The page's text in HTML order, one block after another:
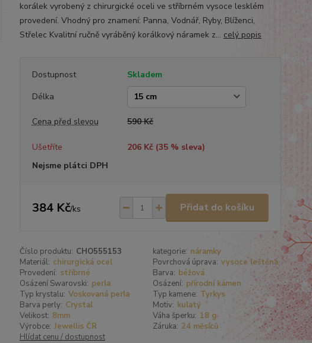
korálek vyrobený z chirurgické oceli ve stříbrném vysoce lesklém
provedení. Vhodný pro znamení: Panna, Vodnář, Ryby, Blíženci,
Střelec Kvalitní ručně vyráběný korálkový náramek z... celý popis
Dostupnost
Skladem
Délka
Cena před slevou 590 Kč
Ušetříte 206 Kč (35% sleva)
Nejsme plátci DPH
384 Kč/ks Přidat do košíku
Číslo produktu: CHO555153 kategorie: náramky
Materiál: chirurgická ocel Povrchová úprava: vysoce leštěná
Provedení: stříbrné Barva: béžová
Osázení Swarovski: perla Osázení: přírodní kámen
Typ krystalu: Voskovaná perla Typ kamene: Tyrkys
Barva perly: Crystal Motiv: kulatý
Velikost: 8mm Váha šperku: 18 g
Výrobce: Jewellis ČR Záruka: 24 měsíců
Hlídat cenu / dostupnost